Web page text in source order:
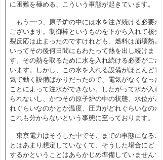
に困難を極める、こういう事態が起きています。
もう一つ、原子炉の中には水を注ぎ続ける必要が
ございます。制御棒というものを下から入れて核分
裂反応は止まったのですけれども、燃料は崩壊熱と
いってその後何日間にもわたって熱を出し続けま
す。その熱を取るために水を入れ続ける必要がござ
います。しかし、この水を入れる設備がほとんど電
気で動く設備ばかりだったので、電気がなくなった
ことによって注水ができない。したがって水が入れ
られないし、かつその原子炉の中の状態、水位がど
れぐらいなのかとか温度、圧力がどれぐらいなのか
これも分からないという事態に至っております。
東京電力はそうした中でそこまでの事態になるこ
とはあまり想定していなくて、そうした場合にどう
するかということはあらかじめ準備していませんで